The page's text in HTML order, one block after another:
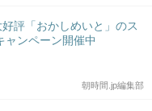
好評「おかしめいと」のス
ャンペーン開催中
朝時間.jp編集部